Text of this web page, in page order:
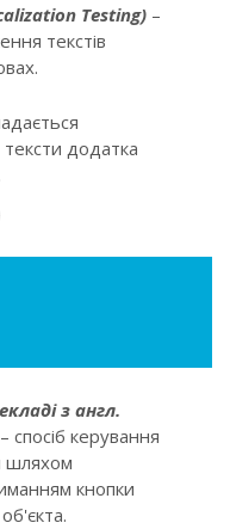
Testing) –
текстів
додатка
з англ.
– спосіб керування
шляхом
кнопки